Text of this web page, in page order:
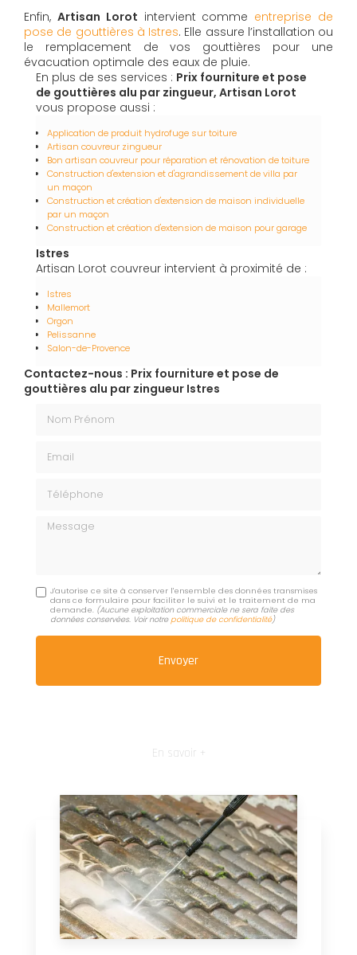
Enfin, Artisan Lorot intervient comme entreprise de
pose de gouttières à Istres. Elle assure l’installation ou
le remplacement de vos gouttières pour une
évacuation optimale des eaux de pluie.
En plus de ses services : Prix fourniture et pose
de gouttières alu par zingueur, Artisan Lorot
vous propose aussi :
Application de produit hydrofuge sur toiture
Artisan couvreur zingueur
Bon artisan couvreur pour réparation et rénovation de toiture
Construction d'extension et d'agrandissement de villa par
un maçon
Construction et création d'extension de maison individuelle
par un maçon
Construction et création d'extension de maison pour garage
Istres
Artisan Lorot couvreur intervient à proximité de :
Istres
Mallemort
Orgon
Pelissanne
Salon-de-Provence
Contactez-nous : Prix fourniture et pose de
gouttières alu par zingueur Istres
Message
J'autorise ce site à conserver l'ensemble des données transmises
dans ce formulaire pour faciliter le suivi et le traitement de ma
demande. (Aucune exploitation commerciale ne sera faite des
données conservées. Voir notrepolitique de confidentialité)
En savoir +